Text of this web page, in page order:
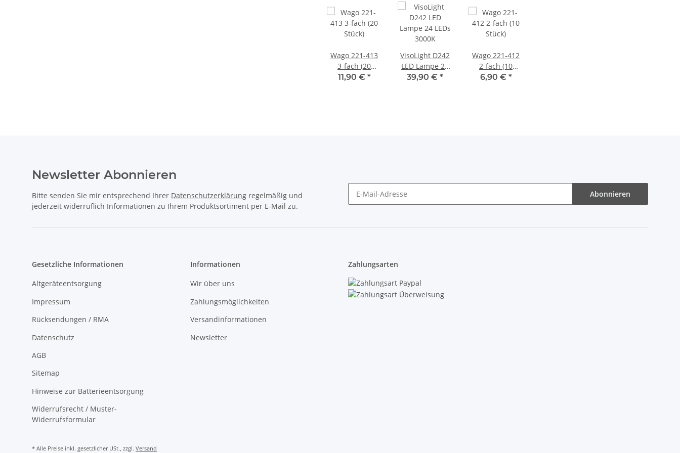
Wago 221-413
3-fach (20
Stück)
11,90 € *
VisoLight D242
LED Lampe 24
LEDs 3000K
39,90 € *
Wago 221-412
2-fach (10
Stück)
6,90 € *
Newsletter Abonnieren
Bitte senden Sie mir entsprechend Ihrer Datenschutzerklärung regelmäßig und
jederzeit widerruflich Informationen zu Ihrem Produktsortiment per E-Mail zu.
Abonnieren
Gesetzliche Informationen
Altgeräteentsorgung
Impressum
Rücksendungen / RMA
Datenschutz
AGB
Sitemap
Hinweise zur Batterieentsorgung
Widerrufsrecht / Muster-
Widerrufsformular
Informationen
Wir über uns
Zahlungsmöglichkeiten
Versandinformationen
Newsletter
Zahlungsarten
* Alle Preise inkl. gesetzlicher USt., zzgl. Versand